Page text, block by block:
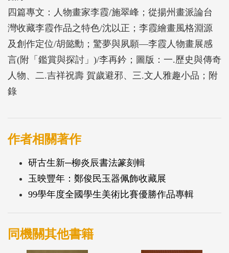
四篇專文：人物畫家李霞/施翠峰；從揚州畫派論台
灣收藏李霞作品之特色/沈以正；李霞繪畫風格淵源
及創作定位/胡懿勳；驚夢與夙願—李霞人物畫展感
言(附「鑑賞與探討」)/李再鈐；圖版：一.歷史與傳奇
人物、二.吉祥祝壽 賀歲避邪、三.文人雅趣小品；附
錄
作者相關著作
研古生新─柳炎辰書法篆刻輯
玉映豐年：鄭俊民玉器佩飾收藏展
99學年度全國學生美術比賽優勝作品專輯
同機關其他書籍